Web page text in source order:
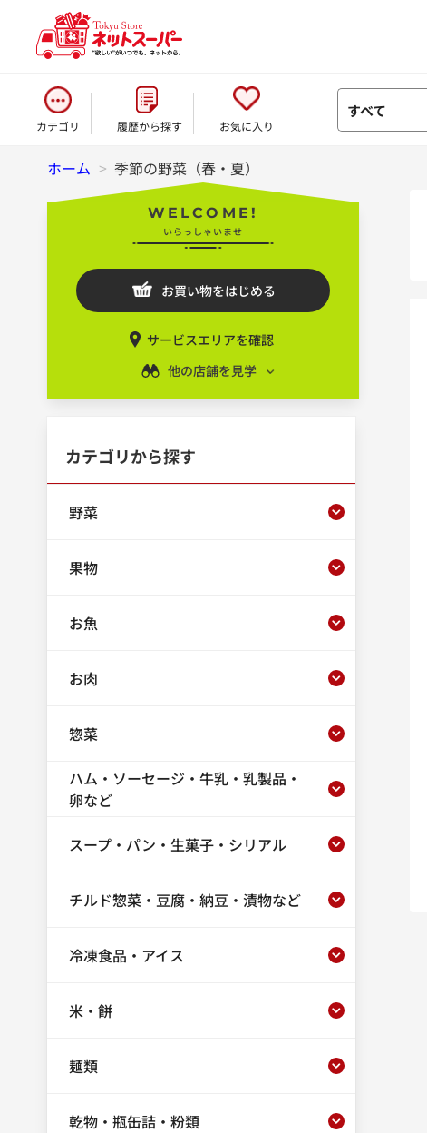
カテゴリ 履歴から探す お気に入り
すべて
ホーム > 季節の野菜（春・夏）
WELCOME!
いらっしゃいませ
お買い物をはじめる
サービスエリアを確認
他の店舗を見学
カテゴリから探す
野菜
果物
お魚
お肉
惣菜
ハム・ソーセージ・牛乳・乳製品・
卵など
スープ・パン・生菓子・シリアル
チルド惣菜・豆腐・納豆・漬物など
冷凍食品・アイス
米・餅
麺類
乾物・瓶缶詰・粉類